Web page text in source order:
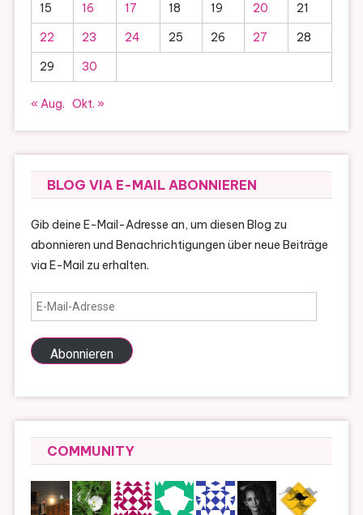
15
16 17 18 19 20
21
22
23 24 25 26 27
28
29
30
« Aug. Okt. »
BLOG VIA E-MAIL ABONNIEREN
Gib deine E-Mail-Adresse an, um diesen Blog zu
abonnieren und Benachrichtigungen über neue Beiträge
via E-Mail zu erhalten.
E-
Mail-
Adresse
Abonnieren
COMMUNITY